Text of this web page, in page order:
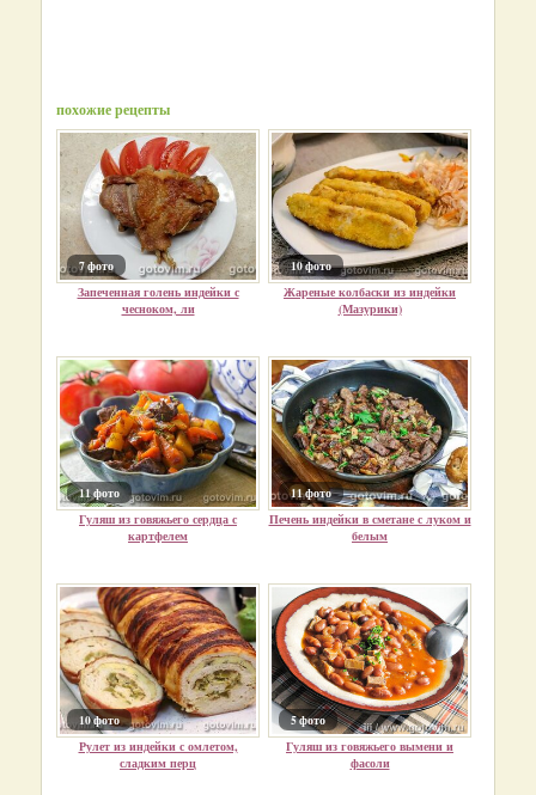
похожие рецепты
7 фото
Запеченная голень индейки с
чесноком, ли
10 фото
Жареные колбаски из индейки
(Мазурики)
11 фото
Гуляш из говяжьего сердца с
картфелем
11 фото
Печень индейки в сметане с луком и
белым
10 фото
Рулет из индейки с омлетом,
сладким перц
5 фото
Гуляш из говяжьего вымени и
фасоли